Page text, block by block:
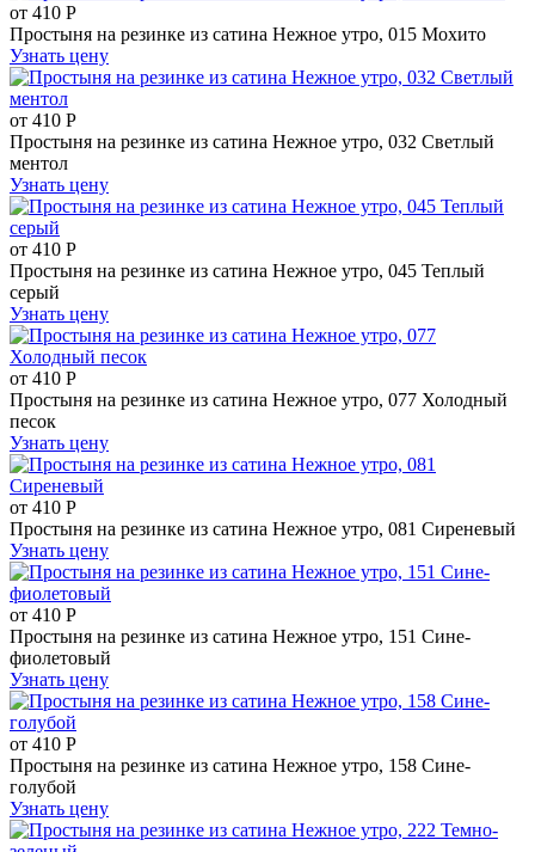
от 410 Р
Простыня на резинке из сатина Нежное утро, 015 Мохито
Узнать цену
от 410 Р
Простыня на резинке из сатина Нежное утро, 032 Светлый
ментол
Узнать цену
от 410 Р
Простыня на резинке из сатина Нежное утро, 045 Теплый
серый
Узнать цену
от 410 Р
Простыня на резинке из сатина Нежное утро, 077 Холодный
песок
Узнать цену
от 410 Р
Простыня на резинке из сатина Нежное утро, 081 Сиреневый
Узнать цену
от 410 Р
Простыня на резинке из сатина Нежное утро, 151 Сине-
фиолетовый
Узнать цену
от 410 Р
Простыня на резинке из сатина Нежное утро, 158 Сине-
голубой
Узнать цену